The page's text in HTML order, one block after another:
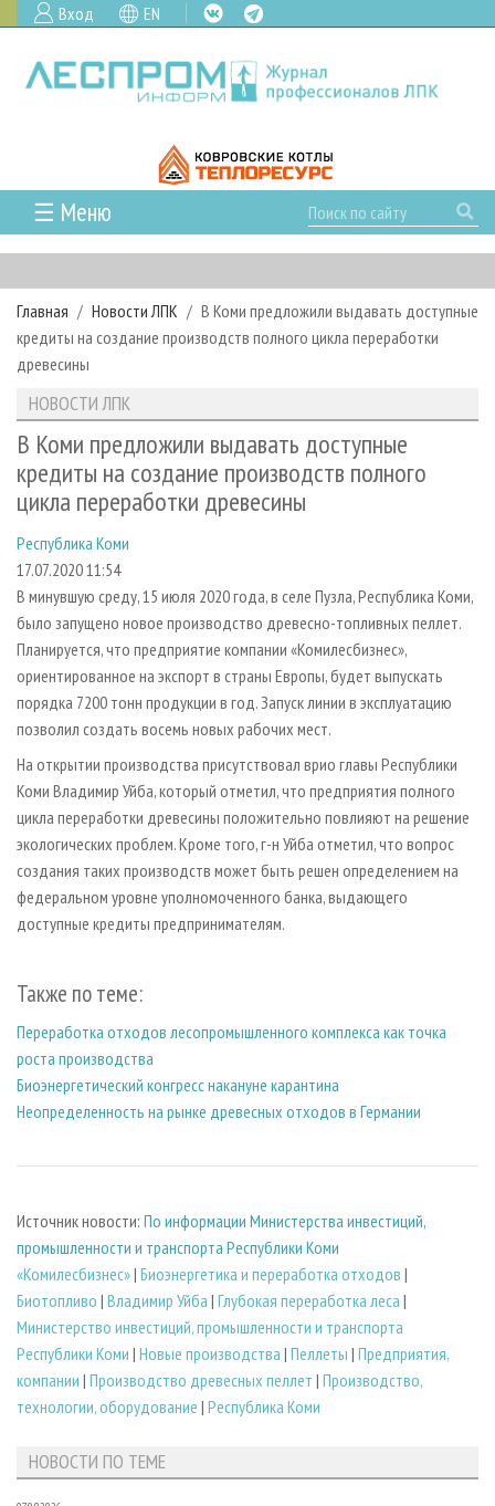
Вход EN
☰ Меню
ГЛАВНАЯ
РУБРИКИ И ТЕМЫ
РУБРИКИ ЖУРНАЛА
ЛЕСНОЕ ХОЗЯЙСТВО
ЛЕСОЗАГОТОВКА
ЛЕСОПИЛЕНИЕ
ДЕРЕВООБРАБОТКА
СУШКА ДРЕВЕСИНЫ
ПРОИЗВОДСТВО ДРЕВЕСНЫХ ПЛИТ
ДЕРЕВЯННОЕ ДОМОСТРОЕНИЕ
ПРОИЗВОДСТВО МЕБЕЛИ
БИОЭНЕРГЕТИКА
ЦБП
ИНСТРУМЕНТ И МАТЕРИАЛЫ
НОВОСТИ
КАЛЕНДАРЬ СОБЫТИЙ
НОВОСТИ ЛПК
НОВОСТИ ЖУРНАЛА
НОВОСТИ КОМПАНИЙ
ПРОЕКТЫ ЛПИ
АНАЛИТИКА
ПРЕДПРИЯТИЯ ЛПК
ЛЕСНЫЕ РЕГИОНЫ РОССИИ
ПЕРСОНЫ
МОБИЛЬНЫЕ ВЫСТАВКИ
ОФИЦИАЛЬНЫЕ ДЕЛЕГАЦИИ
ПРИОРИТЕТНЫЕ ИНВЕСТПРОЕКТЫ
RUSSIAN FORESTRY REVIEW
ГАЗЕТА ЛЕСПРОМФОРУМ
БИБЛИОТЕКА СПЕЦИАЛИСТА
АРХИВ
АРХИВ ЖУРНАЛОВ
СТАТЬИ
О ЖУРНАЛЕ
ПОДПИСКА
КОНТАКТЫ
РЕКЛАМОДАТЕЛЯМ
РЕКЛАМА
РЕКЛАМА НА САЙТЕ
Главная Новости ЛПК
В Коми предложили выдавать доступные
кредиты на создание производств полного цикла переработки
древесины
НОВОСТИ ЛПК
В Коми предложили выдавать доступные
кредиты на создание производств полного
цикла переработки древесины
Республика Коми
17.07.2020 11:54
В минувшую среду, 15 июля 2020 года, в селе Пузла, Республика Коми,
было запущено новое производство древесно-топливных пеллет.
Планируется, что предприятие компании «Комилесбизнес»,
ориентированное на экспорт в страны Европы, будет выпускать
порядка 7200 тонн продукции в год. Запуск линии в эксплуатацию
позволил создать восемь новых рабочих мест.
На открытии производства присутствовал врио главы Республики
Коми Владимир Уйба, который отметил, что предприятия полного
цикла переработки древесины положительно повлияют на решение
экологических проблем. Кроме того, г-н Уйба отметил, что вопрос
создания таких производств может быть решен определением на
федеральном уровне уполномоченного банка, выдающего
доступные кредиты предпринимателям.
Также по теме:
Переработка отходов лесопромышленного комплекса как точка
роста производства
Биоэнергетический конгресс накануне карантина
Неопределенность на рынке древесных отходов в Германии
Источник новости: По информации Министерства инвестиций,
промышленности и транспорта Республики Коми
«Комилесбизнес»| Биoэнергетика и переработка отходов |
Биотопливо | Владимир Уйба | Глубокая переработка леса |
Министерство инвестиций, промышленности и транспорта
Республики Коми | Новые производства | Пеллеты | Предприятия,
компании | Производство древесных пеллет | Производство,
технологии, оборудование | Республика Коми
НОВОСТИ ПО ТЕМЕ